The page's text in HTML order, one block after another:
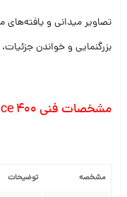
بزرگنمایی و خواندن
مشخصات فنی Ace 400
مشخصه توضیحات